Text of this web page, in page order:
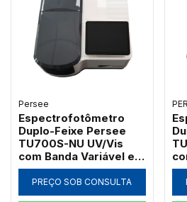
Persee
Espectrofotômetro
Duplo-Feixe Persee
TU700S-NU UV/Vis
com Banda Variável e
Software UVWin (190 a
1100nm)
PREÇO SOB CONSULTA